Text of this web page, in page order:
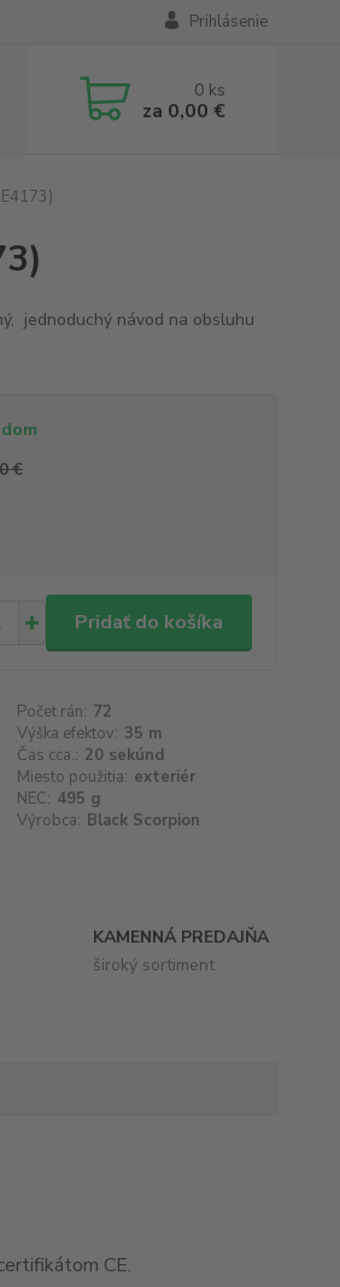
Prihlásenie
0 ks
za 0,00 €
jednoduchý návod na obsluhu
€
Pridať do košíka
Počet rán: 72
Výška efektov: 35 m
Čas cca.: 20 sekúnd
Miesto použitia: exteriér
NEC: 495 g
Výrobca: Black Scorpion
KAMENNÁ PREDAJŇA
široký sortiment
CE.